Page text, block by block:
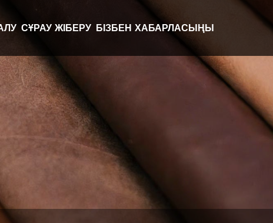
СҰРАУ ЖІБЕРУ БІЗБЕН ХАБАРЛАСЫҢЫ